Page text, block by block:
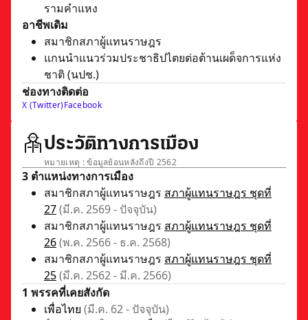
รามคำแหง
อาชีพเดิม
สมาชิกสภาผู้แทนราษฎร
แกนนำแนวร่วมประชาธิปไตยต่อต้านเผด็จการแห่ง
ชาติ (นปช.)
ช่องทางติดต่อ
X (Twitter)Facebook
ประวัติทางการเมือง
หมายเหตุ : ข้อมูลย้อนหลังถึงปี 2562
3 ตำแหน่งทางการเมือง
สมาชิกสภาผู้แทนราษฎร สภาผู้แทนราษฎร ชุดที่
27(มี.ค. 2569 - ปัจจุบัน)
สมาชิกสภาผู้แทนราษฎร สภาผู้แทนราษฎร ชุดที่
26(พ.ค. 2566 - ธ.ค. 2568)
สมาชิกสภาผู้แทนราษฎร สภาผู้แทนราษฎร ชุดที่
25(มี.ค. 2562 - มี.ค. 2566)
1 พรรคที่เคยสังกัด
เพื่อไทย (มี.ค. 62 - ปัจจุบัน)